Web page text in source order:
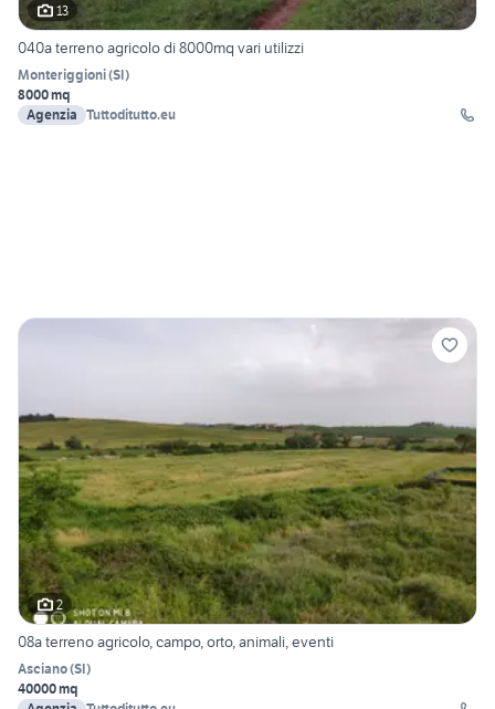
13
040a terreno agricolo di 8000mq vari utilizzi
Monteriggioni(SI)
8000 mq
Agenzia Tuttoditutto.eu
2
08a terreno agricolo, campo, orto, animali, eventi
Asciano(SI)
40000 mq